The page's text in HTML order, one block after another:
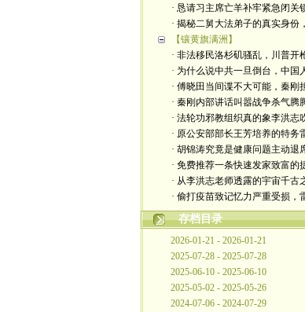
· 恳请习主席亡羊补牢紧急闭关
· 揭秘二舅大法弟子的真实身份
【镶黄旗满洲】
· 非法移民洛杉矶骚乱，川普开
· 为什么说中共一旦倒台，中国
· 傅晓田当间谍不大可能，秦刚
· 秦刚内部讲话叫嚣战争杀气腾
· 法轮功邪教组织真的象李洪志
· 原公安部部长王芳培养的特务
· 胡锦涛究竟是健康问题主动退
· 免费推荐一条快速发家致富的
· 从李洪志老师透露的宇宙千古
· 偷打疫苗致记忆力严重受损，
存档目录
2026-01-21 - 2026-01-21
2025-07-28 - 2025-07-28
2025-06-10 - 2025-06-10
2025-05-02 - 2025-05-26
2024-07-06 - 2024-07-29